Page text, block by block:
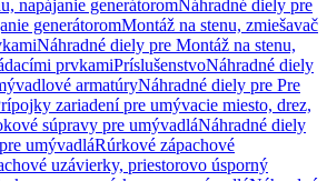
napájanie generátoromNáhradné diely pre
generátoromMontáž na stenu, zmiešavač
Náhradné diely pre Montáž na stenu,
prvkamiPríslušenstvoNáhradné diely
armatúryNáhradné diely pre Pre
zariadení pre umývacie miesto, drez,
súpravy pre umývadláNáhradné diely
umývadláRúrkové zápachové
uzávierky, priestorovo úsporný